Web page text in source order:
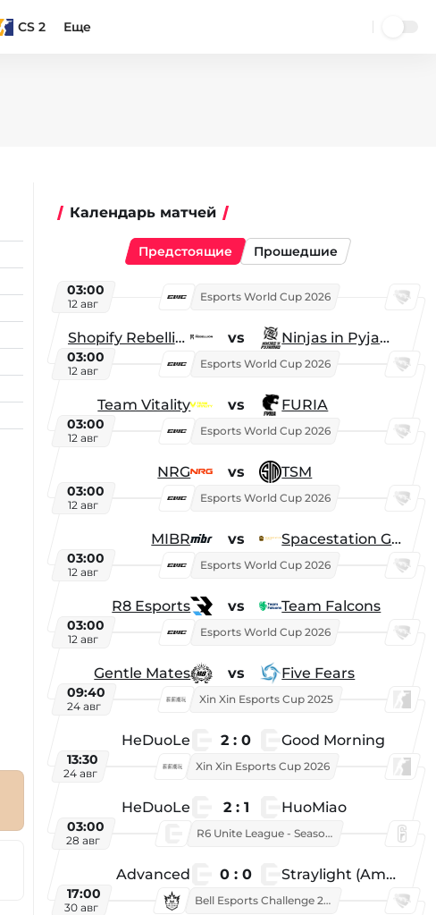
CS 2 Еще
Календарь матчей
Предстоящие Прошедшие
03:00
12 авг
Esports World Cup 2026
Shopify Rebellion vs Ninjas in Pyjamas
03:00
12 авг
Esports World Cup 2026
Team Vitality vs FURIA
03:00
12 авг
Esports World Cup 2026
NRG vs TSM
03:00
12 авг
Esports World Cup 2026
MIBR vs Spacestation Gaming
03:00
12 авг
Esports World Cup 2026
R8 Esports vs Team Falcons
03:00
12 авг
Esports World Cup 2026
Gentle Mates vs Five Fears
09:40
24 авг
Xin Xin Esports Cup 2025
HeDuoLe 2 : 0 Good Morning
13:30
24 авг
Xin Xin Esports Cup 2026
HeDuoLe 2 : 1 HuoMiao
03:00
28 авг
R6 Unite League - Season 1
Advanced 0 : 0 Straylight (American team)
17:00
30 авг
Bell Esports Challenge 2026